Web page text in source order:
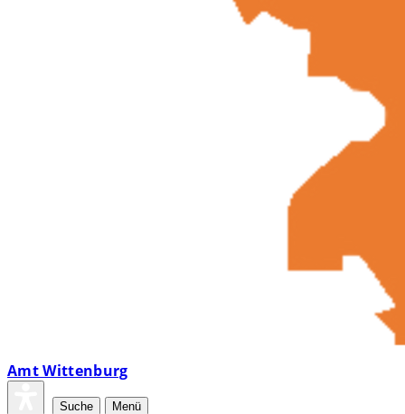
Amt Wittenburg
Suche
Menü